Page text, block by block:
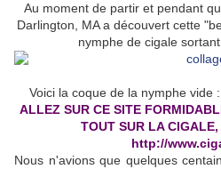
Au moment de partir et pendant
Darlington, MA a découvert cette
nymphe de cigale
Voici la coque de la nymphe vide
ALLEZ SUR CE SITE
TOUT SUR LA
http://
Nous n'avions que quelques